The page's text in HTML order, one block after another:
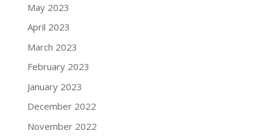
May 2023
April 2023
March 2023
February 2023
January 2023
December 2022
November 2022